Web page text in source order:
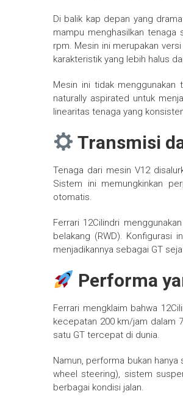
Di balik kap depan yang
mampu menghasilkan
rpm. Mesin ini merupakan
karakteristik yang lebih halus
Mesin ini tidak
naturally aspirated untuk
linearitas tenaga yang
Transmisi
Tenaga dari mesin V12
Sistem ini memungkinkan
otomatis.
Ferrari 12Cilindri
belakang (RWD). Konfigurasi
menjadikannya sebagai GT
Performa
Ferrari mengklaim bahwa
kecepatan 200 km/jam dalam
satu GT tercepat di dunia.
Namun, performa bukan
wheel steering), sistem
berbagai kondisi jalan.